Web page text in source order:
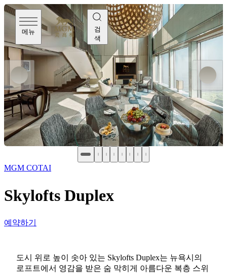
메뉴
검
색
MGM COTAI
Skylofts Duplex
예약하기
도시 위로 높이 솟아 있는 Skylofts Duplex는 뉴욕시의
로프트에서 영감을 받은 숨 막히게 아름다운 복층 스위